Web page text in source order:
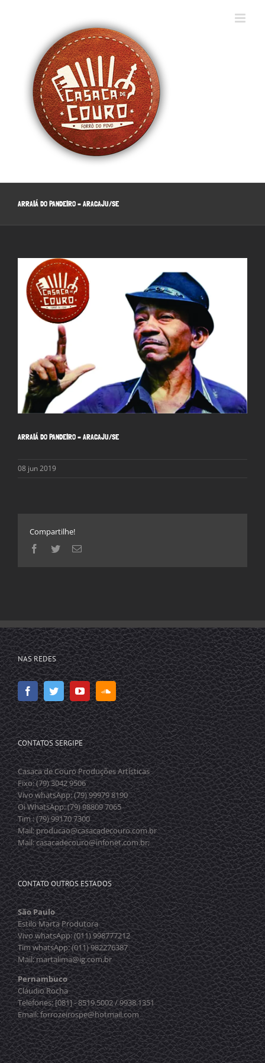
ARRAIÁ DO PANDEIRO – ARACAJU/SE
Larger
Image
ARRAIÁ DO PANDEIRO – ARACAJU/SE
08 jun 2019
Compartilhe!
Facebook
TwitterE-
NAS REDES
CONTATOS SERGIPE
Casaca de Couro Produções Artísticas
Fixo: (79) 3042 9506
Vivo whatsApp: (79) 99979 8190
Oi WhatsApp: (79) 98809 7065
Tim : (79) 99170 7300
Mail: producao@casacadecouro.com.br
Mail: casacadecouro@infonet.com.br;
CONTATO OUTROS ESTADOS
São Paulo
Estilo Marta Produtora
Vivo whatsApp: (011) 998777212
Tim whatsApp: (011) 982276387
Mail: martalima@ig.com.br
Pernambuco
Cláudio Rocha
Telefones: [081] - 8519.5002 / 9938.1351
Email: forrozeirospe@hotmail.com